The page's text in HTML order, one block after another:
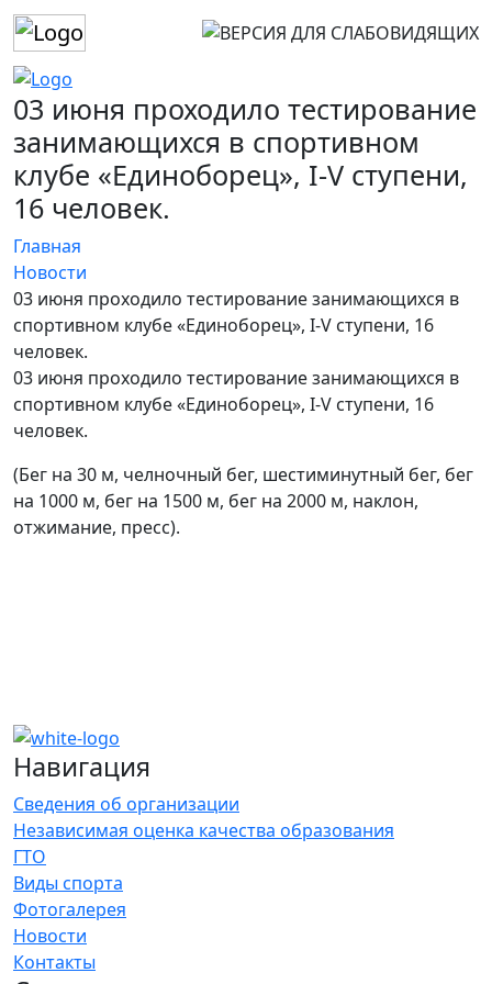
03 июня проходило тестирование
занимающихся в спортивном
клубе «Единоборец», I-V ступени,
16 человек.
Главная
Новости
03 июня проходило тестирование занимающихся в
спортивном клубе «Единоборец», I-V ступени, 16
человек.
03 июня проходило тестирование занимающихся в
спортивном клубе «Единоборец», I-V ступени, 16
человек.
(Бег на 30 м, челночный бег, шестиминутный бег, бег
на 1000 м, бег на 1500 м, бег на 2000 м, наклон,
отжимание, пресс).
Навигация
Сведения об организации
Независимая оценка качества образования
ГТО
Виды спорта
Фотогалерея
Новости
Контакты